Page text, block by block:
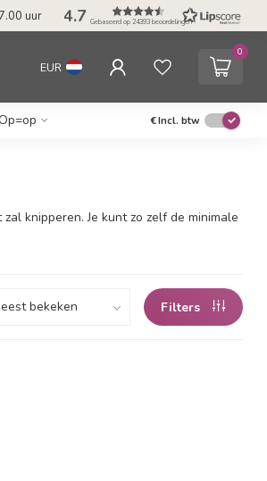
uur 4.7 Gebaseerd op 24393 beoordelingen
EUR
0
€Incl. btw
knipperen. Je kunt zo zelf de minimale
Filters